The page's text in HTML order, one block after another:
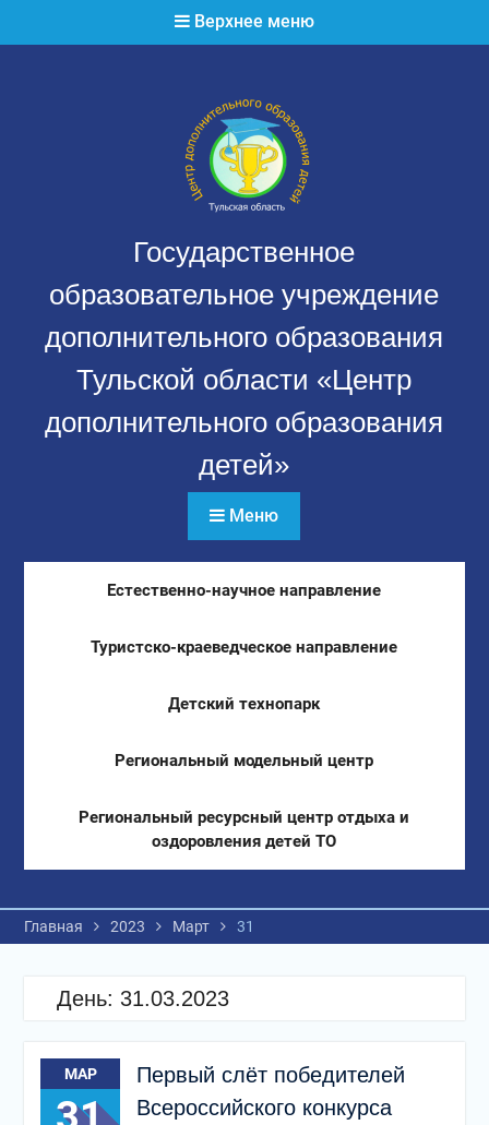
Верхнее меню
Государственное
образовательное учреждение
дополнительного образования
Тульской области «Центр
дополнительного образования
детей»
Меню
Естественно-научное направление
Туристско-краеведческое направление
Детский технопарк
Региональный модельный центр
Региональный ресурсный центр отдыха и
оздоровления детей ТО
Главная 2023 Март 31
День: 31.03.2023
МАР
Первый слёт победителей
Всероссийского конкурса